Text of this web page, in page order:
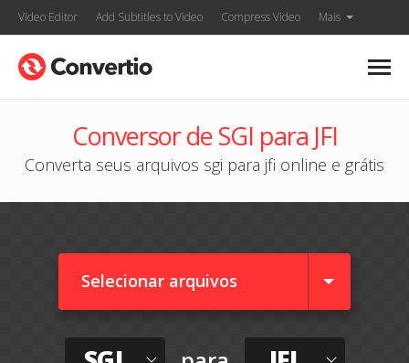
Video Editor Add Subtitles to Video Compress Video Mais
Conversor de SGI para JFI
Converta seus arquivos sgi para jfi online e grátis
Selecionar arquivos